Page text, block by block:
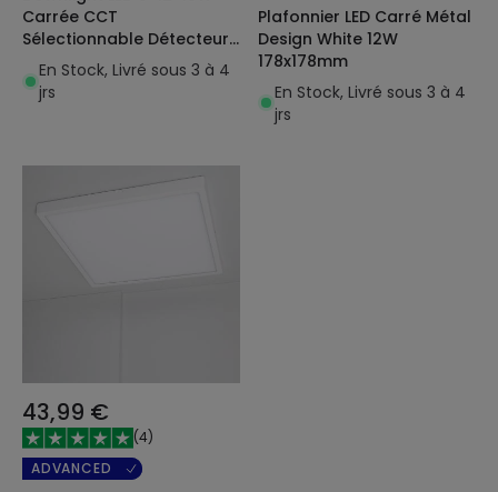
Carrée CCT
Sélectionnable Détecteur
de Mouvement et
Crépuscule Coupe 55-200
mm
En Stock, Livré sous 3 à 4
jrs
Plafonnier LED Carré Métal
Design White 12W
178x178mm
En Stock, Livré sous 3 à 4
jrs
43,99 €
(4)
ADVANCED